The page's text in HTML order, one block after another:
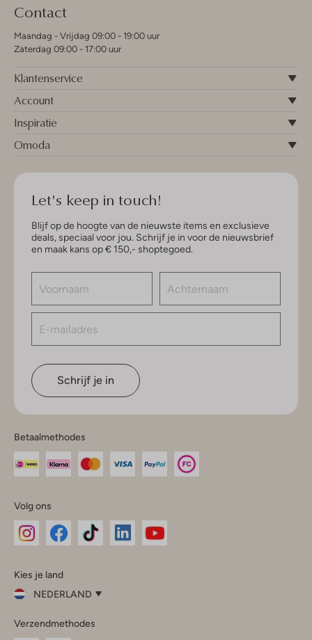
Contact
Maandag - Vrijdag 09:00 - 19:00 uur
Zaterdag 09:00 - 17:00 uur
Klantenservice
Account
Inspiratie
Omoda
Let's keep in touch!
Blijf op de hoogte van de nieuwste items en exclusieve
deals, speciaal voor jou. Schrijf je in voor de nieuwsbrief
en maak kans op € 150,- shoptegoed.
Schrijf je in
Betaalmethodes
Volg ons
InstagramFacebook
Kies je land
NEDERLAND
je
Verzendmethodes